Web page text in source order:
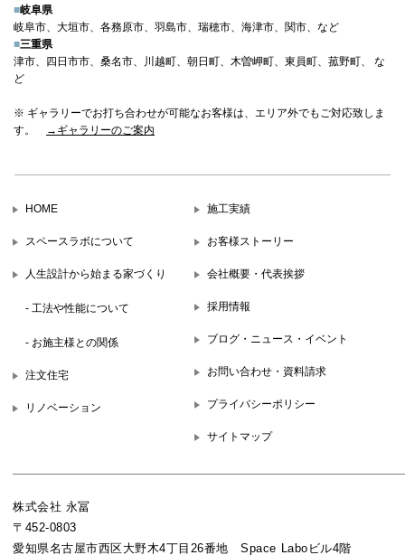
■岐阜県
岐阜市、大垣市、各務原市、羽島市、瑞穂市、海津市、関市、など
■三重県
津市、四日市市、桑名市、川越町、朝日町、木曽岬町、東員町、菰野町、 な
ど
※ ギャラリーでお打ち合わせが可能なお客様は、エリア外でもご対応致しま
す。
→ギャラリーのご案内
HOME
スペースラボについて
人生設計から始まる家づくり
- 工法や性能について
- お施主様との関係
注文住宅
リノベーション
施工実績
お客様ストーリー
会社概要・代表挨拶
採用情報
ブログ・ニュース・イベント
お問い合わせ・資料請求
プライバシーポリシー
サイトマップ
株式会社 永冨
〒452-0803
愛知県名古屋市西区大野木4丁目26番地 Space Laboビル4階